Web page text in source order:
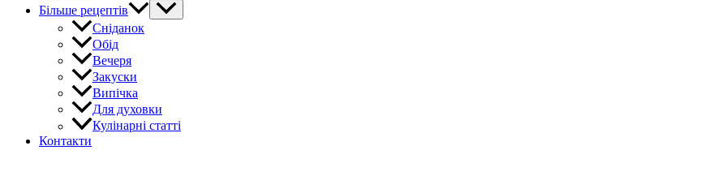
Більше рецептів
Сніданок
Обід
Вечеря
Закуски
Випічка
Для духовки
Кулінарні статті
Контакти